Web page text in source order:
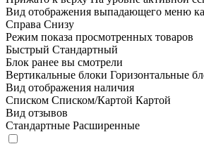
Вид отображения выпадающего меню
Справа Снизу
Режим показа просмотренных товаров
Быстрый Стандартный
Блок ранее вы смотрели
Вертикальные блоки Горизонтальные
Вид отображения наличия
Списком Списком/Картой Картой
Вид отзывов
Стандартные Расширенные